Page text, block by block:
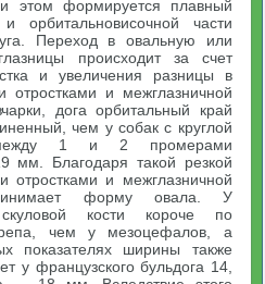
этом формируется плавный
орбитальновисочной части
Переход в овальную или
происходит за счет
и увеличения разницы в
и межглазничной
дога орбитальный край
чем у собак с круглой
между 1 и 2 промерами
мм. Благодаря такой резкой
отростками и межглазничной
форму овала. У
кости короче по
чем у мезоцефалов, а
показателях ширины также
у французского бульдога 14,